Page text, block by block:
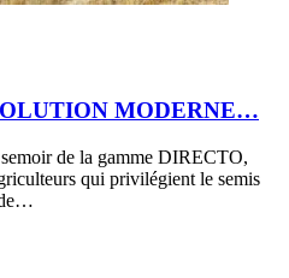
MODERNE…
de la gamme DIRECTO,
qui privilégient le semis